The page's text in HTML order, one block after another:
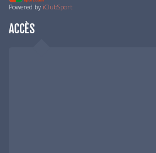
Powered by iClubSport
ACCÈS